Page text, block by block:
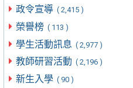
政令宣導 ( 2,415 )
榮譽榜 ( 113 )
學生活動訊息 ( 2,977 )
教師研習活動 ( 2,196 )
新生入學 ( 90 )